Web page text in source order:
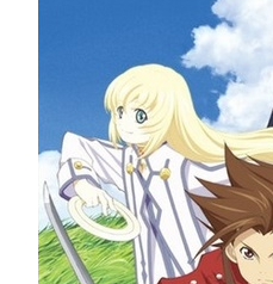
Animes abandonnés
Tous les animes (604)
Mangas terminés
(Privés) (132)
Mangas terminés
(Publics) (88)
Mangas en pause
Mangas licenciés